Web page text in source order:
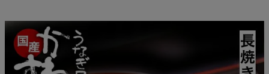
タレ・山椒
業務用商品